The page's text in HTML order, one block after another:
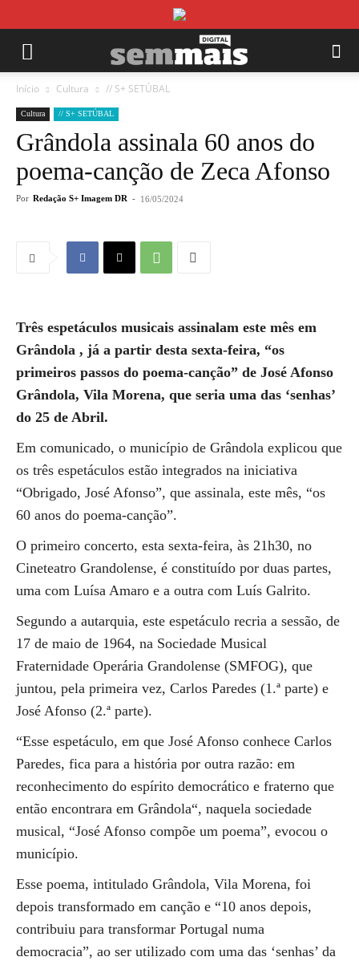
Início Cultura // S+ SETÚBAL
Cultura // S+ SETÚBAL
Grândola assinala 60 anos do
poema-canção de Zeca Afonso
Por Redação S+ Imagem DR - 16/05/2024
Três espetáculos musicais assinalam este mês em
Grândola , já a partir desta sexta-feira, “os
primeiros passos do poema-canção” de José Afonso
Grândola, Vila Morena, que seria uma das ‘senhas’
do 25 de Abril.
Em comunicado, o município de Grândola explicou que
os três espetáculos estão integrados na iniciativa
“Obrigado, José Afonso”, que assinala, este mês, “os
60 anos do poema-canção”.
O primeiro concerto, esta sexta-feira, às 21h30, no
Cineteatro Grandolense, é constituído por duas partes,
uma com Luísa Amaro e a outra com Luís Galrito.
Segundo a autarquia, este espetáculo recria a sessão, de
17 de maio de 1964, na Sociedade Musical
Fraternidade Operária Grandolense (SMFOG), que
juntou, pela primeira vez, Carlos Paredes (1.ª parte) e
José Afonso (2.ª parte).
“Esse espetáculo, em que José Afonso conhece Carlos
Paredes, fica para a história por outra razão: em
reconhecimento do espírito democrático e fraterno que
então encontrara em Grândola“, naquela sociedade
musical, “José Afonso compõe um poema”, evocou o
município.
Esse poema, intitulado Grândola, Vila Morena, foi
depois transformado em canção e “10 anos depois,
contribuiu para transformar Portugal numa
democracia”, ao ser utilizado com uma das ‘senhas’ da